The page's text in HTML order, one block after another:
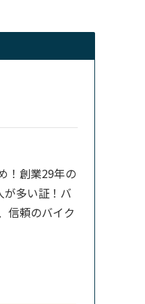
！創業29年の
が多い証！バ
信頼のバイク